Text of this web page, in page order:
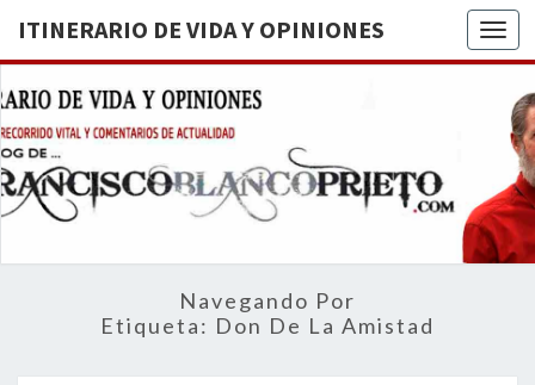
ITINERARIO DE VIDA Y OPINIONES
DE
BREVE
RECORRIDO
VITAL Y
ACTUALIDAD
Navegando Por
Etiqueta: Don De La Amistad